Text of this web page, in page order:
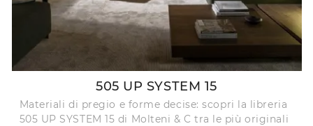
505 UP SYSTEM 15
Materiali di pregio e forme decise: scopri la libreria
505 UP SYSTEM 15 di Molteni & C tra le più originali